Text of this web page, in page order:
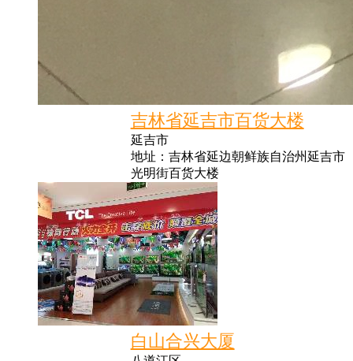
吉林省延吉市百货大楼
延吉市
地址：吉林省延边朝鲜族自治州延吉市
光明街百货大楼
白山合兴大厦